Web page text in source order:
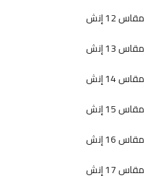
مقاس 12 إنش
مقاس 13 إنش
مقاس 14 إنش
مقاس 15 إنش
مقاس 16 إنش
مقاس 17 إنش